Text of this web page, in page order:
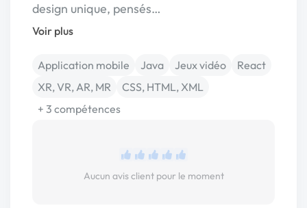
design unique, pensés…
Voir plus
Application mobile Java Jeux vidéo
React
XR, VR, AR, MR
CSS, HTML, XML
+ 3 compétences
Aucun avis client pour le moment